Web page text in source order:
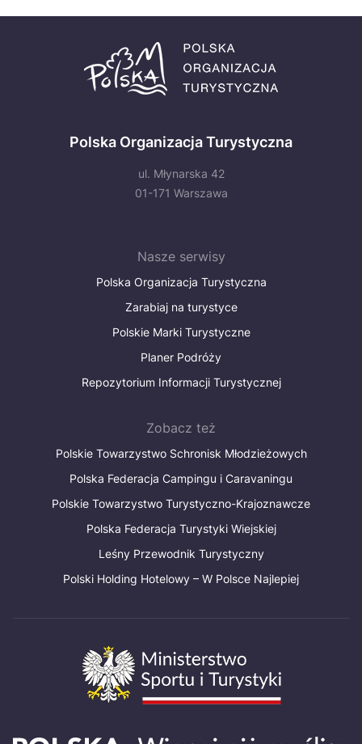
Polska Organizacja Turystyczna
ul. Młynarska 42
01-171 Warszawa
Nasze serwisy
Polska Organizacja Turystyczna
Zarabiaj na turystyce
Polskie Marki Turystyczne
Planer Podróży
Repozytorium Informacji Turystycznej
Zobacz też
Polskie Towarzystwo Schronisk Młodzieżowych
Polska Federacja Campingu i Caravaningu
Polskie Towarzystwo Turystyczno-Krajoznawcze
Polska Federacja Turystyki Wiejskiej
Leśny Przewodnik Turystyczny
Polski Holding Hotelowy – W Polsce Najlepiej